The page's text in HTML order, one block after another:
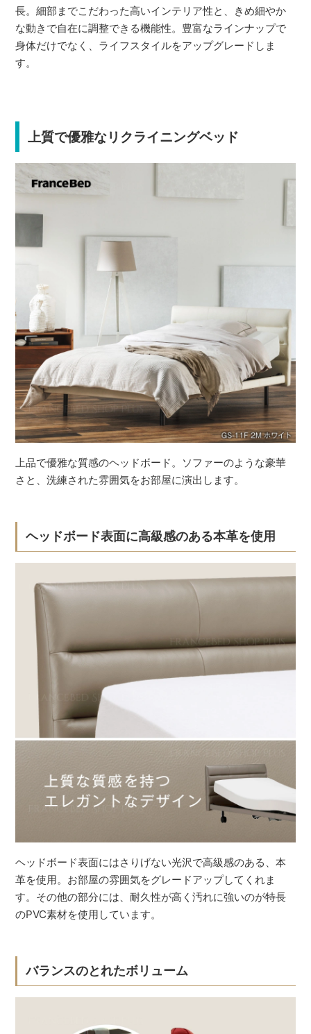
長。細部までこだわった高いインテリア性と、きめ細やか
な動きで自在に調整できる機能性。豊富なラインナップで
身体だけでなく、ライフスタイルをアップグレードしま
す。
上質で優雅なリクライニングベッド
上品で優雅な質感のヘッドボード。ソファーのような豪華
さと、洗練された雰囲気をお部屋に演出します。
ヘッドボード表面に高級感のある本革を使用
ヘッドボード表面にはさりげない光沢で高級感のある、本
革を使用。お部屋の雰囲気をグレードアップしてくれま
す。その他の部分には、耐久性が高く汚れに強いのが特長
のPVC素材を使用しています。
バランスのとれたボリューム